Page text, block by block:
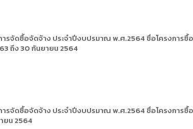
รจัดซื้อจัดจ้าง ประจำปีงบปรมาณ พ.ศ.2564 ชื่อโครงการซื้
ถึง 30 กันยายน 2564
รจัดซื้อจัดจ้าง ประจำปีงบปรมาณ พ.ศ.2564 ชื่อโครงการ
ยน 2564